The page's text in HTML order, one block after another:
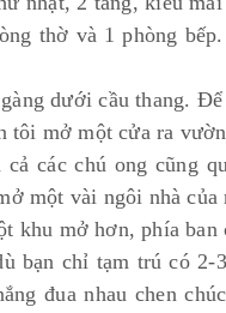
thờ và 1 phòng
dưới cầu thang.
tôi mở một cửa ra
các chú ong cũng
một vài ngôi nhà của
khu mở hơn, phía ban
bạn chỉ tạm trú có 2-
đua nhau chen